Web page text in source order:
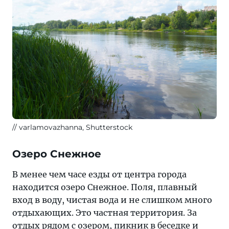
varlamovazhanna, Shutterstock
Озеро Снежное
В менее чем часе езды от центра города
находится озеро Снежное. Поля, плавный
вход в воду, чистая вода и не слишком много
отдыхающих. Это частная территория. За
отдых рядом с озером, пикник в беседке и